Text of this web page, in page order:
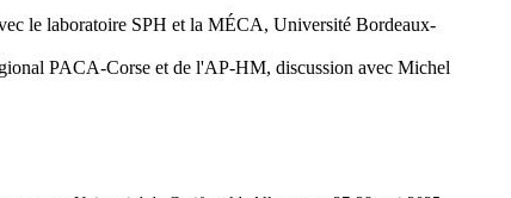
le laboratoire SPH et la MÉCA, Université Bordeaux-
PACA-Corse et de l'AP-HM, discussion avec Michel